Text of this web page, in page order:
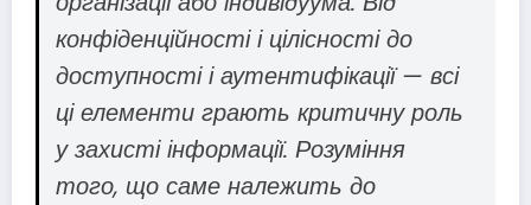
конфіденційності і цілісності до
доступності і аутентифікації — всі
ці елементи грають критичну роль
у захисті інформації. Розуміння
того, що саме належить до